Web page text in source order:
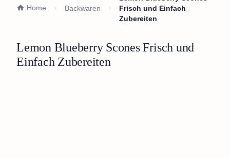
Home Backwaren
Frisch und Einfach
Zubereiten
Lemon Blueberry Scones Frisch und
Einfach Zubereiten